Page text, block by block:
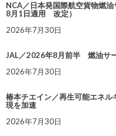
NCA／日本発国際航空貨物燃
8月1日適用 改定）
2026年7月30日
JAL／2026年8月前半 燃油サ
2026年7月30日
椿本チエイン／再生可能エネ
現を加速
2026年7月30日